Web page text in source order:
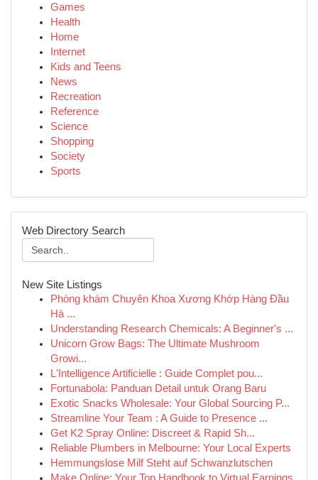
Games
Health
Home
Internet
Kids and Teens
News
Recreation
Reference
Science
Shopping
Society
Sports
Web Directory Search
New Site Listings
Phòng khám Chuyên Khoa Xương Khớp Hàng Đầu
Hà ...
Understanding Research Chemicals: A Beginner's ...
Unicorn Grow Bags: The Ultimate Mushroom
Growi...
L'Intelligence Artificielle : Guide Complet pou...
Fortunabola: Panduan Detail untuk Orang Baru
Exotic Snacks Wholesale: Your Global Sourcing P...
Streamline Your Team : A Guide to Presence ...
Get K2 Spray Online: Discreet & Rapid Sh...
Reliable Plumbers in Melbourne: Your Local Experts
Hemmungslose Milf Steht auf Schwanzlutschen